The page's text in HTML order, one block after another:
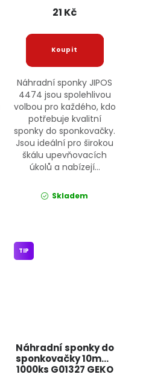
21 Kč
Náhradní sponky JIPOS
4474 jsou spolehlivou
volbou pro každého, kdo
potřebuje kvalitní
sponky do sponkovačky.
Jsou ideální pro širokou
škálu upevňovacích
úkolů a nabízejí...
Skladem
Náhradní sponky do
sponkovačky 10mm,
1000ks G01327 GEKO
TIP